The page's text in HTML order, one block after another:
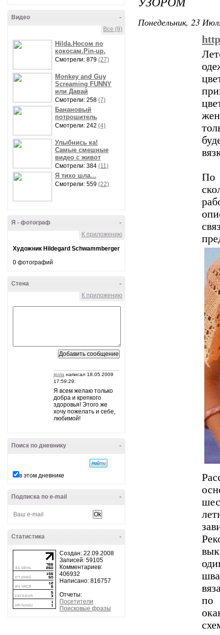
-
Видео
Все (9)
Hilda.Носом по
кокосам.Pin-up.
Смотрели: 879 (27)
Monkey and Guy
Screaming FUNNY
или Давай
Смотрели: 258 (7)
Банановый
потрошитель
Смотрели: 242 (4)
Улыбнись ка!
Самые смешные
видео с живот
Смотрели: 384 (11)
Я тихо шла...
Смотрели: 559 (22)
-
Я - фотограф
К приложению
Художник Hildegard Schwammberger
0 фотографий
-
Стена
К приложению
ipola написал 18.05.2009
17:59:29:
Я всем желаю только
добра и крепкого
здоровья! Этого же
хочу пожелать и себе,
любимой!
-
Поиск по дневнику
в этом дневнике
-
Подписка по e-mail
-
Статистика
Создан: 22.09.2008
Записей: 59105
Комментариев:
406932
Написано: 816757
Отчеты:
Посетители
Поисковые фразы
Понедельник, 23
По
по